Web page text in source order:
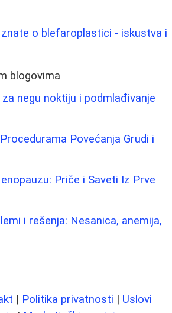
o blefaroplastici - iskustva i
blogovima
negu noktiju i podmlađivanje
Povećanja Grudi i
Priče i Saveti Iz Prve
i rešenja: Nesanica, anemija,
| Politika privatnosti | Uslovi